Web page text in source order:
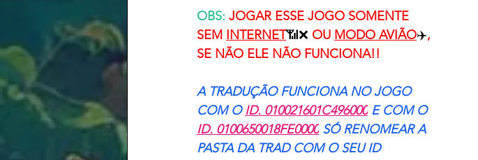
OBS: JOGAR ESSE JOGO SOMENTE
SEM INTERNET📶❌ OU MODO AVIÃO✈️,
SE NÃO ELE NÃO FUNCIONA!!
A TRADUÇÃO FUNCIONA NO JOGO
COM O ID. 010021601C496000 E COM O
ID. 0100650018FE0000 SÓ RENOMEAR A
PASTA DA TRAD COM O SEU ID